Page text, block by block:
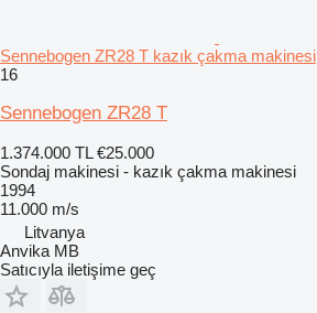
Sennebogen ZR28 T kazık çakma makinesi
16
Sennebogen ZR28 T
1.374.000 TL €25.000
Sondaj makinesi - kazık çakma makinesi
1994
11.000 m/s
Litvanya
Anvika MB
Satıcıyla iletişime geç